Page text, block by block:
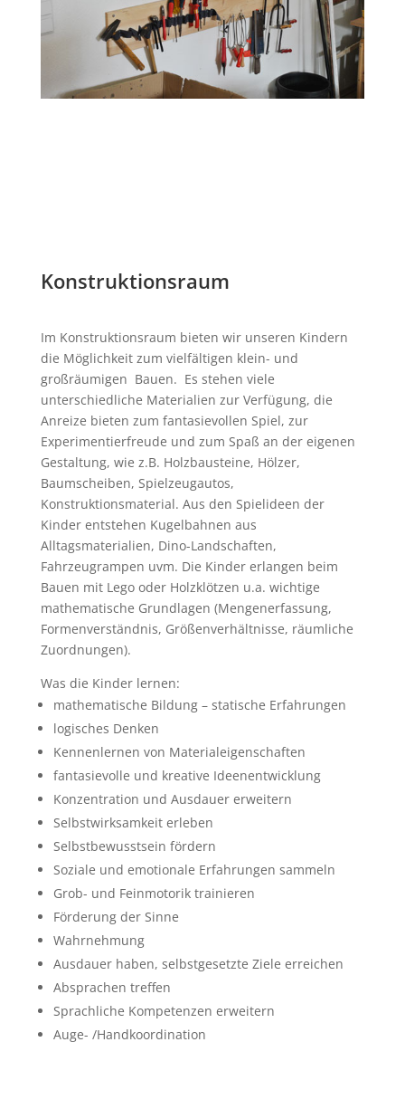
Konstruktionsraum
Im Konstruktionsraum bieten wir unseren Kindern
die Möglichkeit zum vielfältigen klein- und
großräumigen Bauen. Es stehen viele
unterschiedliche Materialien zur Verfügung, die
Anreize bieten zum fantasievollen Spiel, zur
Experimentierfreude und zum Spaß an der eigenen
Gestaltung, wie z.B. Holzbausteine, Hölzer,
Baumscheiben, Spielzeugautos,
Konstruktionsmaterial. Aus den Spielideen der
Kinder entstehen Kugelbahnen aus
Alltagsmaterialien, Dino-Landschaften,
Fahrzeugrampen uvm. Die Kinder erlangen beim
Bauen mit Lego oder Holzklötzen u.a. wichtige
mathematische Grundlagen (Mengenerfassung,
Formenverständnis, Größenverhältnisse, räumliche
Zuordnungen).
Was die Kinder lernen:
mathematische Bildung – statische Erfahrungen
logisches Denken
Kennenlernen von Materialeigenschaften
fantasievolle und kreative Ideenentwicklung
Konzentration und Ausdauer erweitern
Selbstwirksamkeit erleben
Selbstbewusstsein fördern
Soziale und emotionale Erfahrungen sammeln
Grob- und Feinmotorik trainieren
Förderung der Sinne
Wahrnehmung
Ausdauer haben, selbstgesetzte Ziele erreichen
Absprachen treffen
Sprachliche Kompetenzen erweitern
Auge- /Handkoordination